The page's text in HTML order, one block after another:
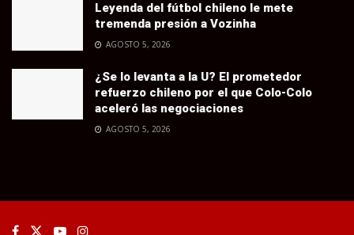
Leyenda del fútbol chileno le mete
tremenda presión a Vozinha
AGOSTO 5, 2026
¿Se lo levanta a la U? El prometedor
refuerzo chileno por el que Colo-Colo
aceleró las negociaciones
AGOSTO 5, 2026